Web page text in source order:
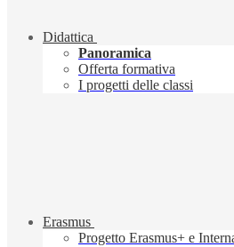
Didattica
Panoramica
Offerta formativa
I progetti delle classi
Erasmus
Progetto Erasmus+ e